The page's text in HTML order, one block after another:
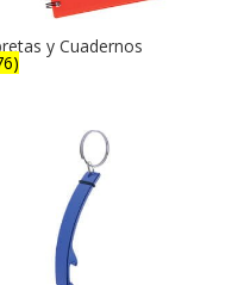
y Cuadernos